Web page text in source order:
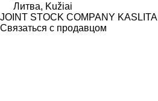
Литва, Kužiai
JOINT STOCK COMPANY KASLITA
Связаться с продавцом